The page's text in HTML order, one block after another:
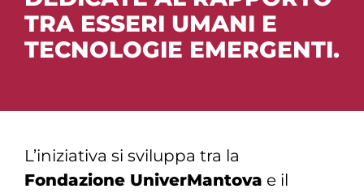
n
TRA ESSERI UMANI E
TECNOLOGIE EMERGENTI.
L’iniziativa si sviluppa tra la
Fondazione UniverMantova e il